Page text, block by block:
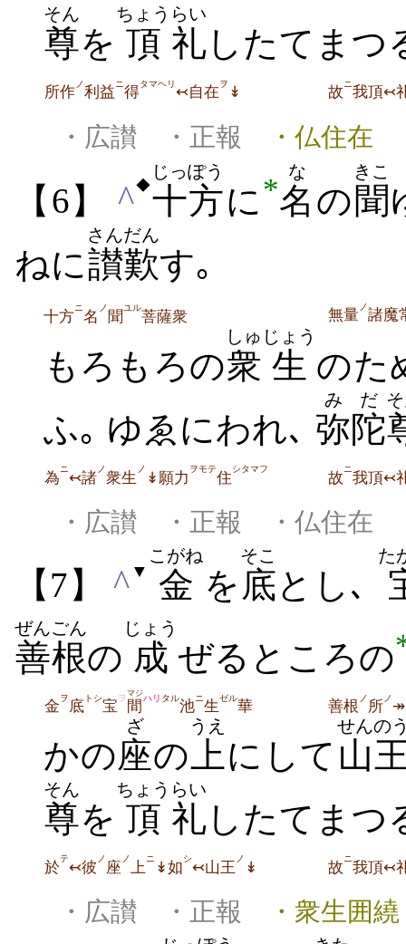
尊
そん
を 頂
ちょう
礼
らい
したてまつ
所作 ノ利益 ニ得タマヘリ↢自在ヲ ↡ 故 ニ我頂↢
・広讃 ・正報 ・仏住在
【6】 ^◆十方
じっぽう
に*名
な
の聞
きこ
ねに讃歎
さんだん
す｡
十方ニ名 ノ聞ユル菩薩衆 無量 ノ諸魔
もろもろの衆
しゅ
生
じょう
のた
ふ｡ ゆゑにわれ､ 弥陀
みだ
為ニ↢諸ノ衆生 ノ ↡願力 ヲモテ住シタマフ 故ニ我頂↢
・広讃 ・正報 ・仏住在
【7】 ^ ▼ 金
こがね
を 底
そこ
とし､
た
善根
ぜんごん
の 成
じょう
ぜるところの
金ヲ底トシ宝ヲ 間
マジハリ タル池ニ生ゼル華 善根 ノ 所 ノ ↠
かの座
ざ
の 上
うえ
にして 山
せんの
尊
そん
を 頂
ちょう
礼
らい
したてまつ
於テ↢彼 ノ 座 ノ 上ニ ↡如シ↢山王 ノ ↡ 故ニ我頂↢
・広讃 ・正報 ・衆生囲